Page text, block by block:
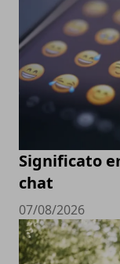
Significato
chat
07/08/2026